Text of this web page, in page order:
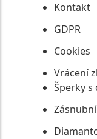
Kontakt
GDPR
Cookies
Vrácení
Šperky s